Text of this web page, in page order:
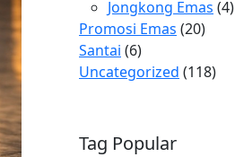
Jongkong Emas (4)
Promosi Emas (20)
Santai (6)
Uncategorized (118)
Tag Popular